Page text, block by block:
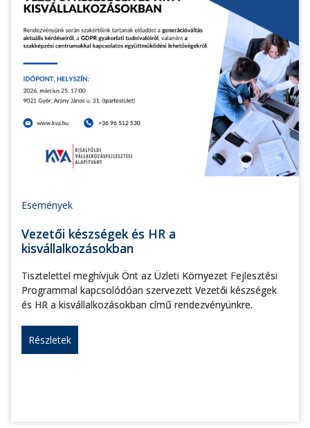
Események
Vezetői készségek és HR a
kisvállalkozásokban
Tisztelettel meghívjuk Önt az Üzleti Környezet Fejlesztési
Programmal kapcsolódóan szervezett Vezetői készségek
és HR a kisvállalkozásokban című rendezvényünkre.
Részletek